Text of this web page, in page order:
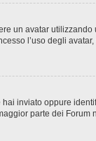
un avatar
l’uso degli
inviato oppure
parte dei